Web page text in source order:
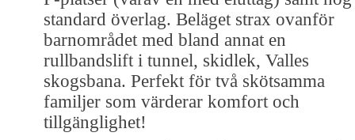
standard överlag. Beläget strax ovanför
barnområdet med bland annat en
rullbandslift i tunnel, skidlek, Valles
skogsbana. Perfekt för två skötsamma
familjer som värderar komfort och
tillgänglighet!